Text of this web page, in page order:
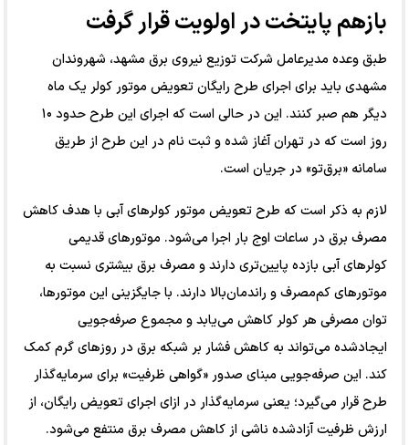
بازهم پایتخت در اولویت قرار گرفت
طبق وعده مدیرعامل شرکت توزیع نیروی برق مشهد، شهروندان
مشهدی باید برای اجرای طرح رایگان تعویض موتور کولر یک ماه
دیگر هم صبر کنند. این در حالی است که اجرای این طرح حدود ۱۰
روز است که در تهران آغاز شده و ثبت نام در این طرح از طریق
سامانه «برق‌تو» در جریان است.
لازم به ذکر است که طرح تعویض موتور کولرهای آبی با هدف کاهش
مصرف برق در ساعات اوج بار اجرا می‌شود. موتورهای قدیمی
کولرهای آبی بازده پایین‌تری دارند و مصرف برق بیشتری نسبت به
موتورهای کم‌مصرف و راندمان‌بالا دارند. با جایگزینی این موتورها،
توان مصرفی هر کولر کاهش می‌یابد و مجموع صرفه‌جویی
ایجادشده می‌تواند به کاهش فشار بر شبکه برق در روزهای گرم کمک
کند. این صرفه‌جویی مبنای صدور «گواهی ظرفیت» برای سرمایه‌گذار
طرح قرار می‌گیرد؛ یعنی سرمایه‌گذار در ازای اجرای تعویض رایگان، از
ارزش ظرفیت آزادشده ناشی از کاهش مصرف برق منتفع می‌شود.